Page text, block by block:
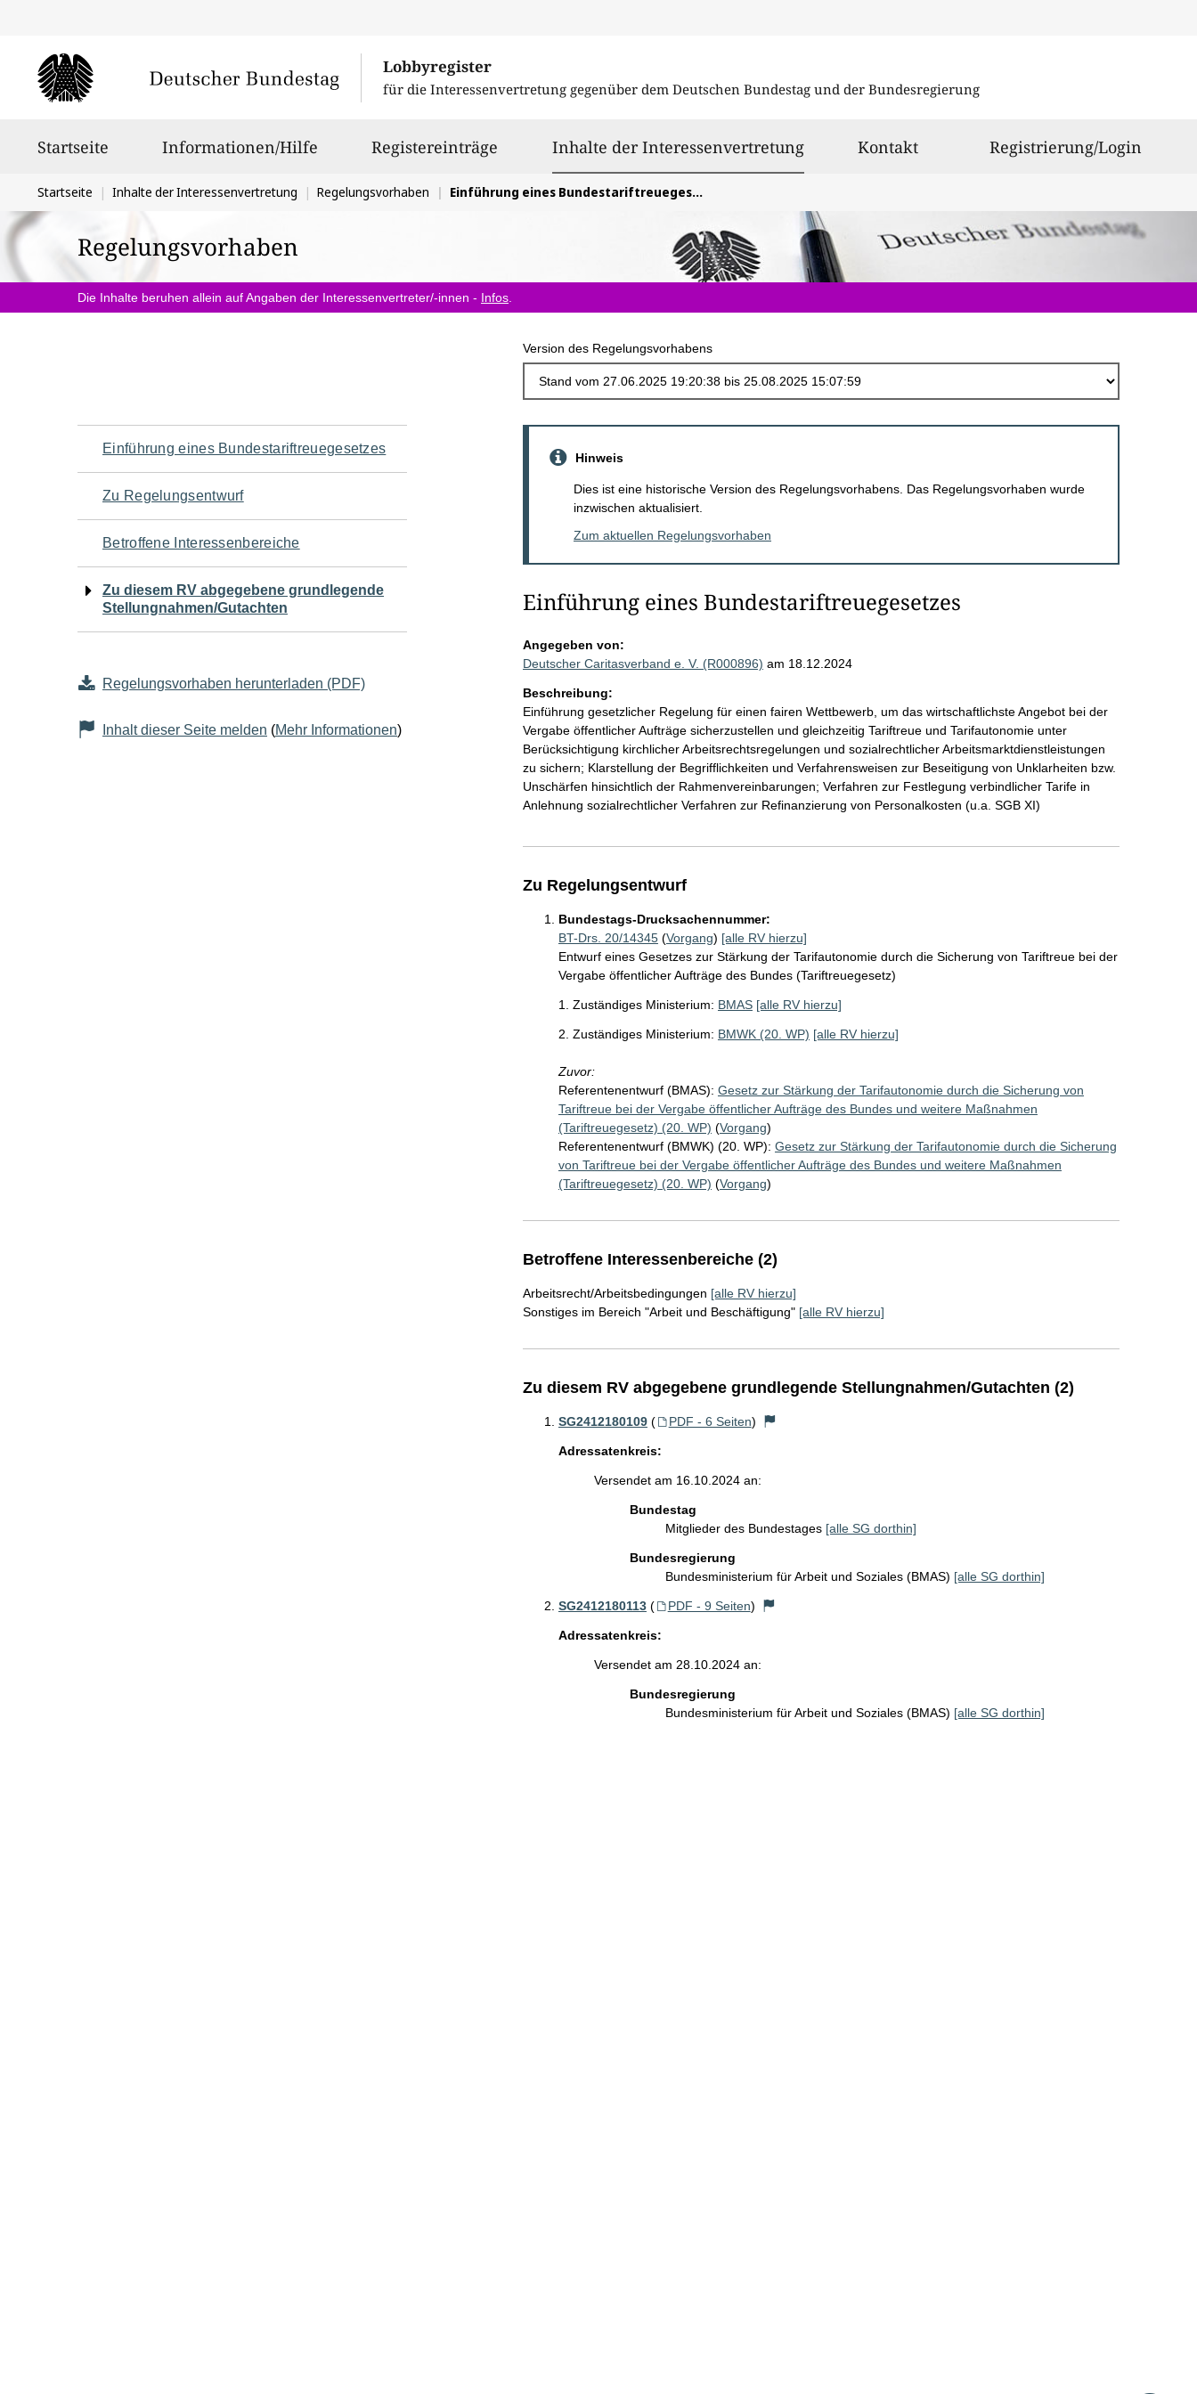
Lobbyregister
für die Interessenvertretung gegenüber dem Deutschen Bundestag und der Bundesregierung
Startseite Informationen/Hilfe Registereinträge Inhalte der Interessenvertretungausgewählt
Kontakt Registrierung/Login
Sie
befinden
sich
hier:
Startseite Inhalte der Interessenvertretung Regelungsvorhaben Einführung eines Bundestariftreuegesetzes
Regelungsvorhaben
Die Inhalte beruhen allein auf Angaben der Interessenvertreter/-innen - Infos
Version des Regelungsvorhabens
Navigation
für
den
Seiteninhalt
Einführung eines Bundestariftreuegesetzes
Zu Regelungsentwurf
Betroffene Interessenbereiche
Zu diesem RV abgegebene grundlegende
Stellungnahmen/Gutachten
Regelungsvorhaben herunterladen (PDF)
Inhalt dieser Seite melden (Mehr Informationen)
Hinweis
Dies ist eine historische Version des Regelungsvorhabens. Das Regelungsvorhaben wurde
inzwischen aktualisiert.
Zum aktuellen Regelungsvorhaben
Einführung eines Bundestariftreuegesetzes
Angegeben von:
Deutscher Caritasverband e. V. (R000896) am 18.12.2024
Beschreibung:
Einführung gesetzlicher Regelung für einen fairen Wettbewerb, um das wirtschaftlichste Angebot bei der
Vergabe öffentlicher Aufträge sicherzustellen und gleichzeitig Tariftreue und Tarifautonomie unter
Berücksichtigung kirchlicher Arbeitsrechtsregelungen und sozialrechtlicher Arbeitsmarktdienstleistungen
zu sichern; Klarstellung der Begrifflichkeiten und Verfahrensweisen zur Beseitigung von Unklarheiten bzw.
Unschärfen hinsichtlich der Rahmenvereinbarungen; Verfahren zur Festlegung verbindlicher Tarife in
Anlehnung sozialrechtlicher Verfahren zur Refinanzierung von Personalkosten (u.a. SGB XI)
Zu Regelungsentwurf
Bundestags-Drucksachennummer:
BT-Drs. 20/14345(Vorgang) [alle RV hierzu]
Entwurf eines Gesetzes zur Stärkung der Tarifautonomie durch die Sicherung von Tariftreue bei der
Vergabe öffentlicher Aufträge des Bundes (Tariftreuegesetz)
1. Zuständiges Ministerium: BMAS [alle RV hierzu]
2. Zuständiges Ministerium: BMWK (20. WP) [alle RV hierzu]
Zuvor:
Referentenentwurf (BMAS): Gesetz zur Stärkung der Tarifautonomie durch die Sicherung von
Tariftreue bei der Vergabe öffentlicher Aufträge des Bundes und weitere Maßnahmen
(Tariftreuegesetz) (20. WP) (Vorgang)
Referentenentwurf (BMWK) (20. WP): Gesetz zur Stärkung der Tarifautonomie durch die Sicherung
von Tariftreue bei der Vergabe öffentlicher Aufträge des Bundes und weitere Maßnahmen
(Tariftreuegesetz) (20. WP) (Vorgang)
Betroffene Interessenbereiche (2)
Arbeitsrecht/Arbeitsbedingungen [alle RV hierzu]
Sonstiges im Bereich "Arbeit und Beschäftigung" [alle RV hierzu]
Zu diesem RV abgegebene grundlegende Stellungnahmen/Gutachten (2)
SG2412180109 ( PDF - 6 Seiten)
Adressatenkreis:
Versendet am 16.10.2024 an:
Bundestag
Mitglieder des Bundestages [alle SG dorthin]
Bundesregierung
Bundesministerium für Arbeit und Soziales (BMAS) [alle SG dorthin]
SG2412180113 ( PDF - 9 Seiten)
Adressatenkreis:
Versendet am 28.10.2024 an:
Bundesregierung
Bundesministerium für Arbeit und Soziales (BMAS) [alle SG dorthin]